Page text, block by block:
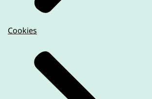
Cookies